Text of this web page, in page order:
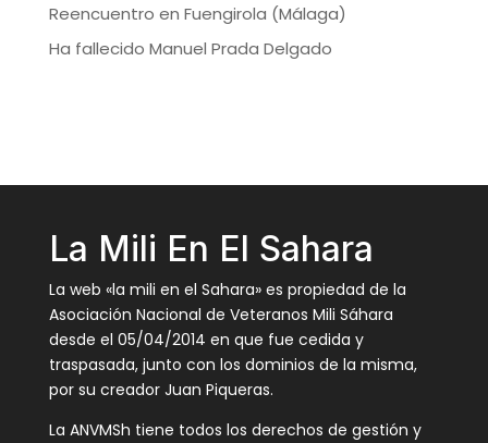
Reencuentro en Fuengirola (Málaga)
Ha fallecido Manuel Prada Delgado
La Mili En El Sahara
La web «la mili en el Sahara» es propiedad de la
Asociación Nacional de Veteranos Mili Sáhara
desde el 05/04/2014 en que fue cedida y
traspasada, junto con los dominios de la misma,
por su creador Juan Piqueras.
La ANVMSh tiene todos los derechos de gestión y